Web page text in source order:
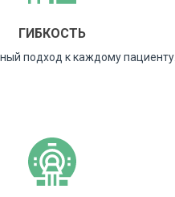
ГИБКОСТЬ
подход к каждому пациенту.